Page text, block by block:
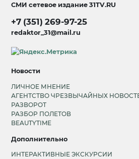
СМИ сетевое издание31TV.RU
+7 (351) 269-97-25
redaktor_31@mail.ru
Новости
ЛИЧНОЕ МНЕНИЕ
АГЕНТСТВО ЧРЕЗВЫЧАЙНЫХ
РАЗВОРОТ
РАЗБОР ПОЛЕТОВ
BEAUTYTIME
Дополнительно
ИНТЕРАКТИВНЫЕ ЭКСКУРСИИ